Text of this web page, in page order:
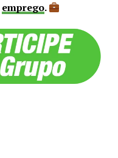
emprego.